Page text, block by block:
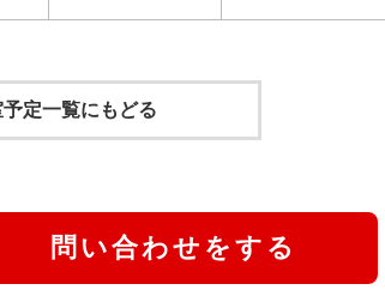
予定一覧にもどる
問い合わせをする